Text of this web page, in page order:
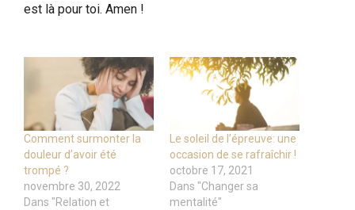
est là pour toi. Amen !
Comment surmonter la
douleur d’avoir été
trompé ?
novembre 30, 2022
Dans "Relation et
Le soleil de l’épreuve: une
occasion de se rafraîchir !
octobre 17, 2021
Dans "Changer sa
mentalité"